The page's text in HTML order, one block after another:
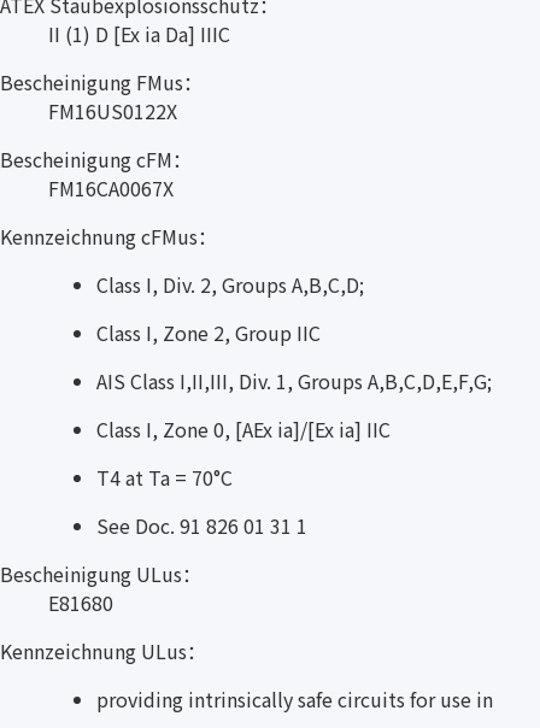
II (1) D [Ex ia Da] IIIC
Bescheinigung FMus：
FM16US0122X
Bescheinigung cFM：
FM16CA0067X
Kennzeichnung cFMus：
Class I, Div. 2, Groups A,B,C,D;
Class I, Zone 2, Group IIC
AIS Class I,II,III, Div. 1, Groups A,B,C,D,E,F,G;
Class I, Zone 0, [AEx ia]/[Ex ia] IIC
T4 at Ta = 70°C
See Doc. 91 826 01 31 1
Bescheinigung ULus：
E81680
Kennzeichnung ULus：
providing intrinsically safe circuits for use in